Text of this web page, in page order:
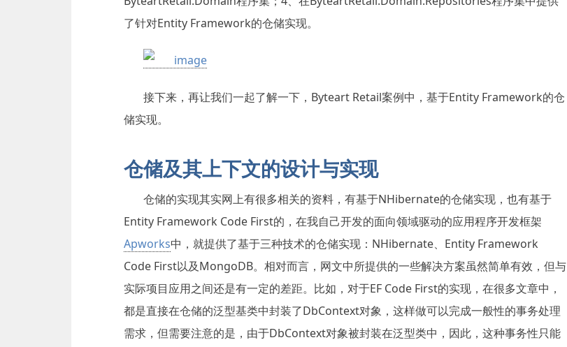
了针对Entity Framework的仓储实现。
接下来，再让我们一起了解一下，Byteart Retail案例中，基于Entity Framework的仓
储实现。
仓储及其上下文的设计与实现
仓储的实现其实网上有很多相关的资料，有基于NHibernate的仓储实现，也有基于
Entity Framework Code First的，在我自己开发的面向领域驱动的应用程序开发框架
Apworks中，就提供了基于三种技术的仓储实现：NHibernate、Entity Framework
Code First以及MongoDB。相对而言，网文中所提供的一些解决方案虽然简单有效，但与
实际项目应用之间还是有一定的差距。比如，对于EF Code First的实现，在很多文章中，
都是直接在仓储的泛型基类中封装了DbContext对象，这样做可以完成一般性的事务处理
需求，但需要注意的是，由于DbContext对象被封装在泛型类中，因此，这种事务性只能